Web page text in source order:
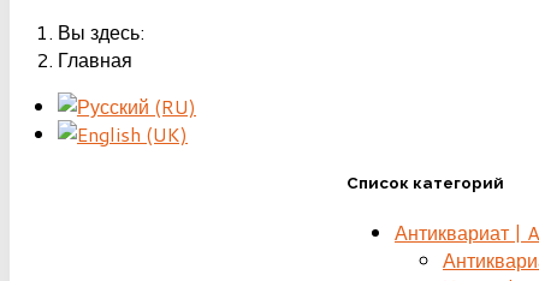
Вы здесь:
Главная
Список категорий
Антиквариат |